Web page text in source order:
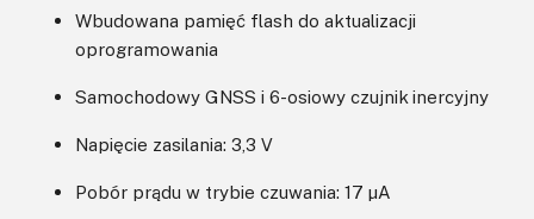
Wbudowana pamięć flash do aktualizacji
oprogramowania
Samochodowy GNSS i 6-osiowy czujnik inercyjny
Napięcie zasilania: 3,3 V
Pobór prądu w trybie czuwania: 17 μA